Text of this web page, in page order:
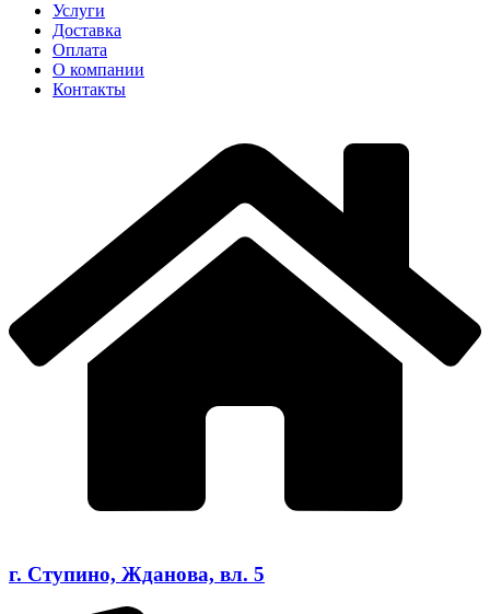
Услуги
Доставка
Оплата
О компании
Контакты
г. Ступино, Жданова, вл. 5